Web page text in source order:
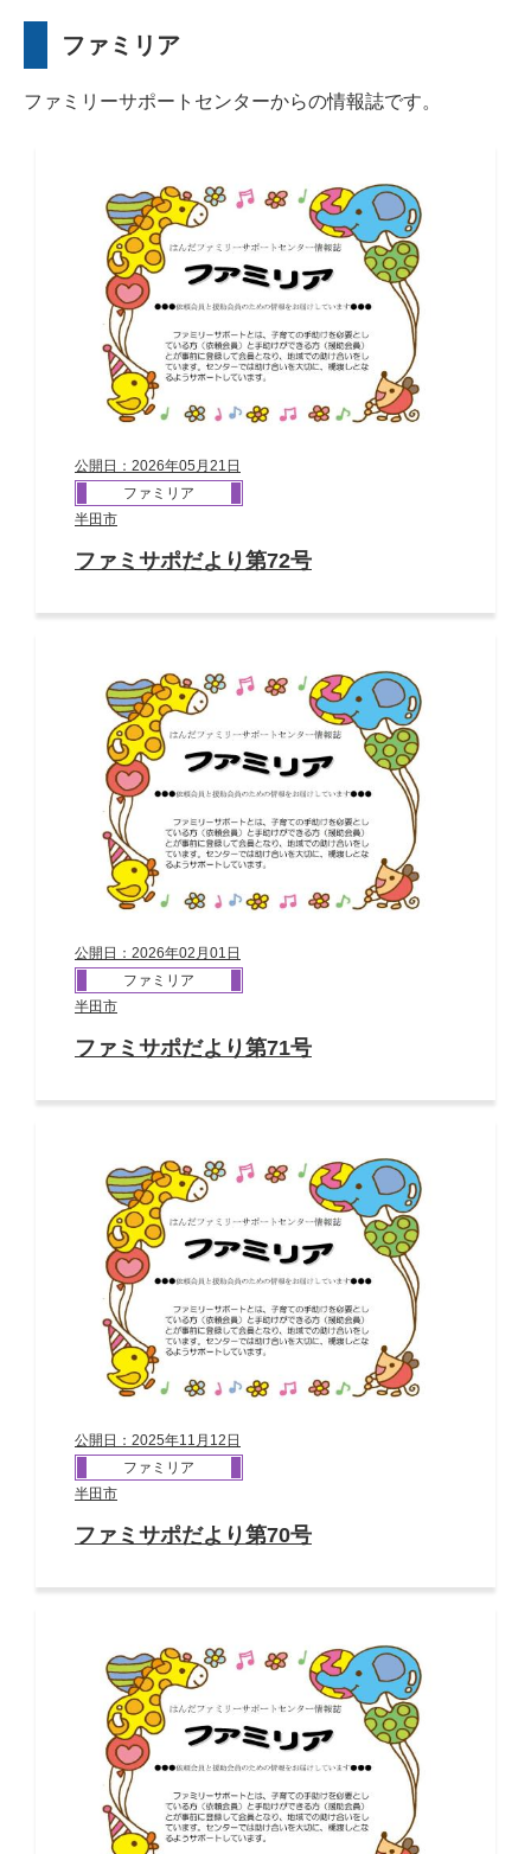
ファミリア
ファミリーサポートセンターからの情報誌です。
公開日：2026年05月21日
ファミリア
半田市
ファミサポだより第72号
公開日：2026年02月01日
ファミリア
半田市
ファミサポだより第71号
公開日：2025年11月12日
ファミリア
半田市
ファミサポだより第70号